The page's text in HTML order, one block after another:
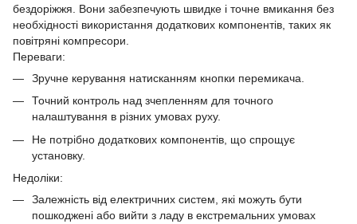
бездоріжжя. Вони забезпечують швидке і точне вмикання без
необхідності використання додаткових компонентів, таких як
повітряні компресори.
Переваги:
Зручне керування натисканням кнопки перемикача.
Точний контроль над зчепленням для точного
налаштування в різних умовах руху.
Не потрібно додаткових компонентів, що спрощує
установку.
Недоліки:
Залежність від електричних систем, які можуть бути
пошкоджені або вийти з ладу в екстремальних умовах